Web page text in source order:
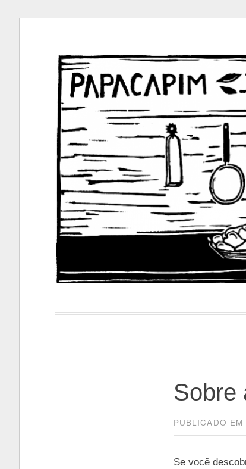
conteúdo
Sobre
PUBLICADO EM
Se você